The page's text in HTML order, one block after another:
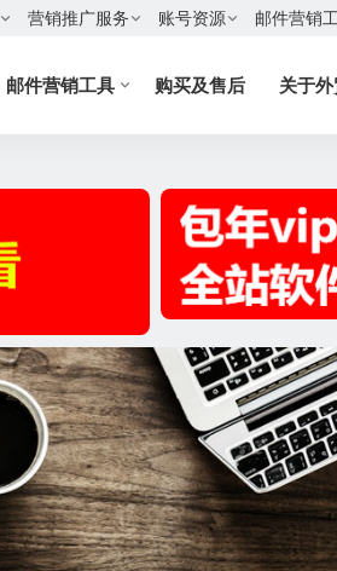
营销推广服务 账号资源 邮件营销
邮件营销工具 购买及售后 关于